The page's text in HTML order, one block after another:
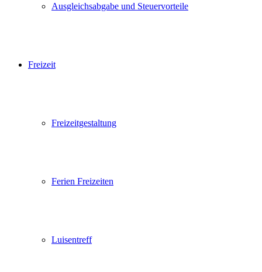
Ausgleichsabgabe und Steuervorteile
Freizeit
Freizeitgestaltung
Ferien Freizeiten
Luisentreff